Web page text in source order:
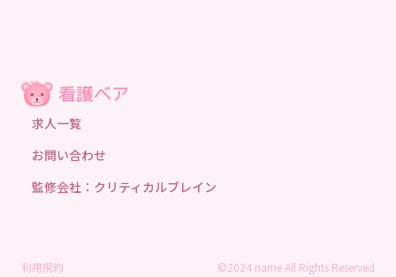
求人一覧
お問い合わせ
監修会社：クリティカルブレイン
利用規約
©2024 name All Rights Reserved